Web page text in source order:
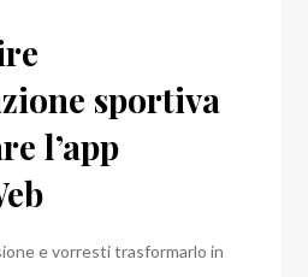
sportiva
l’app
e vorresti trasformarlo in